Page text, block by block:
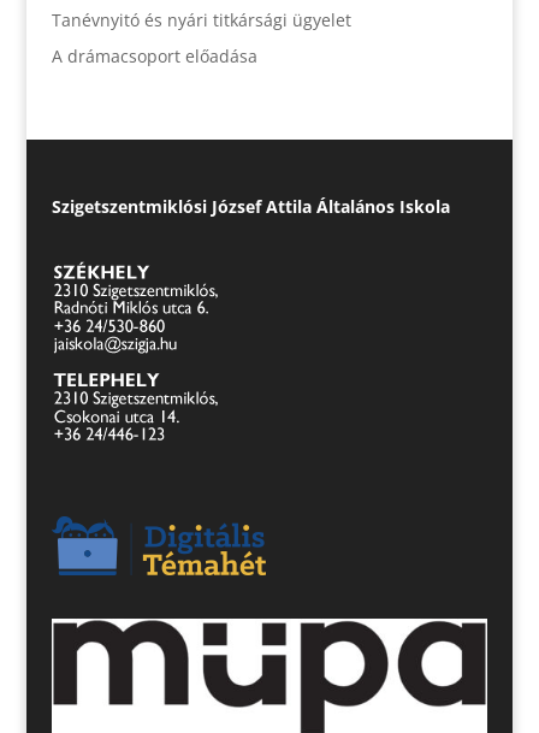
Tanévnyitó és nyári titkársági ügyelet
A drámacsoport előadása
Szigetszentmiklósi József Attila Általános Iskola